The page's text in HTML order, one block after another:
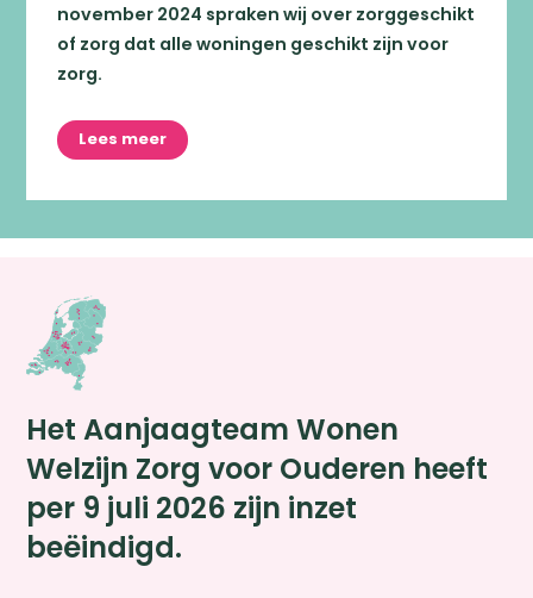
november 2024 spraken wij over zorggeschikt
of zorg dat alle woningen geschikt zijn voor
zorg.
Lees meer
Het Aanjaagteam Wonen
Welzijn Zorg voor Ouderen heeft
per 9 juli 2026 zijn inzet
beëindigd.